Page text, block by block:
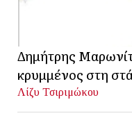
Δημήτρης
κρυμμένος στη
Λίζυ Τσιριμώκου